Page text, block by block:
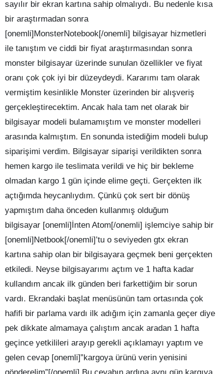
sayılır bir ekran kartına sahip olmalıydı. Bu nedenle kısa
bir araştırmadan sonra
[onemli]MonsterNotebook[/onemli] bilgisayar hizmetleri
ile tanıştım ve ciddi bir fiyat araştırmasından sonra
monster bilgisayar üzerinde sunulan özellikler ve fiyat
oranı çok çok iyi bir düzeydeydi. Kararımı tam olarak
vermiştim kesinlikle Monster üzerinden bir alışveriş
gerçekleştirecektim. Ancak hala tam net olarak bir
bilgisayar modeli bulamamıştım ve monster modelleri
arasında kalmıştım. En sonunda istediğim modeli bulup
siparişimi verdim. Bilgisayar siparişi verildikten sonra
hemen kargo ile teslimata verildi ve hiç bir bekleme
olmadan kargo 1 gün içinde elime geçti. Gerçekten ilk
açtığımda heycanlıydım. Çünkü çok sert bir dönüş
yapmıştım daha önceden kullanmış olduğum
bilgisayar [onemli]İnten Atom[/onemli] işlemciye sahip bir
[onemli]Netbook[/onemli]’tu o seviyeden gtx ekran
kartına sahip olan bir bilgisayara geçmek beni gerçekten
etkiledi. Neyse bilgisayarımı açtım ve 1 hafta kadar
kullandım ancak ilk günden beri farkettiğim bir sorun
vardı. Ekrandaki başlat menüsünün tam ortasında çok
hafifi bir parlama vardı ilk adığım için zamanla geçer diye
pek dikkate almamaya çalıştım ancak aradan 1 hafta
geçince yetkilileri arayıp gerekli açıklamayı yaptım ve
gelen cevap [onemli]”kargoya ürünü verin yenisini